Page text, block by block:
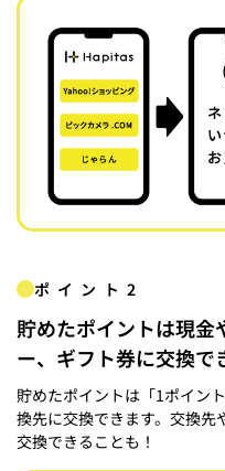
ポイント2
貯めたポイントは現金
ー、ギフト券に交換で
貯めたポイントは「1ポイン
換先に交換できます。交換先
交換できることも！